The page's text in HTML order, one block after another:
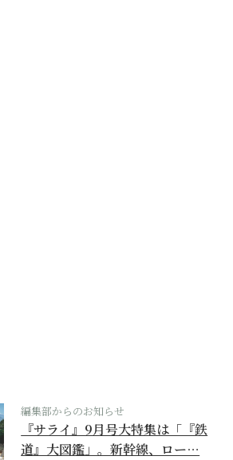
編集部からのお知らせ
『サライ』9月号大特集は「『鉄
道』大図鑑」。新幹線、ロー…